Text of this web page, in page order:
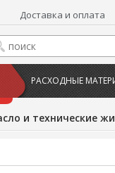
Доставка и оплата
РАСХОДНЫЕ
и технические